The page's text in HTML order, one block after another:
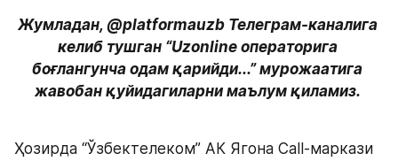
Жумладан, @platformauzb Телеграм-каналига
келиб тушган “Uzonline операторига
боғлангунча одам қарийди...” мурожаатига
жавобан қуйидагиларни маълум қиламиз.
Ҳозирда “Ўзбектелеком” АК Ягона Call-маркази